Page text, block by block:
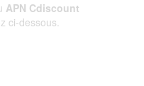
APN Cdiscount
ci-dessous.